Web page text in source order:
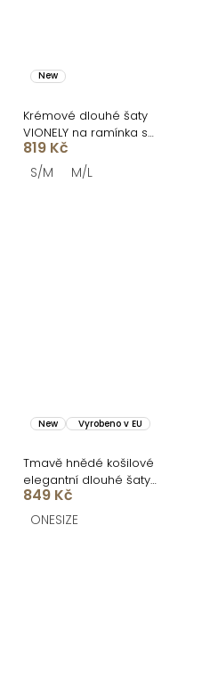
New
Krémové dlouhé šaty
VIONELY na ramínka s
černými puntíky
819 Kč
S/M M/L
New Vyrobeno v EU
Tmavě hnědé košilové
elegantní dlouhé šaty
FLORENTE
849 Kč
ONESIZE